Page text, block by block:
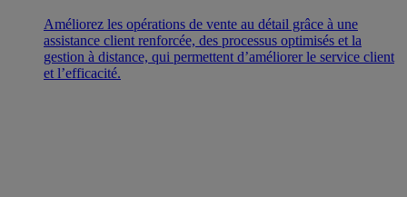
Améliorez les opérations de vente au détail grâce à une
assistance client renforcée, des processus optimisés et la
gestion à distance, qui permettent d’améliorer le service client
et l’efficacité.